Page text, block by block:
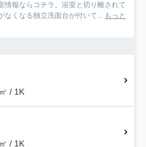
情報ならコチラ。浴室と切り離されて
なくなる独立洗面台が付いて... もっと
/ 1K
/ 1K